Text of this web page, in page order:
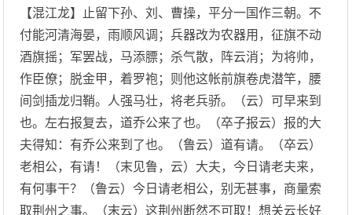
【混江龙】止留下孙、刘、曹操，平分一国作三朝。不
付能河清海晏，雨顺风调；兵器改为农器用，征旗不动
酒旗摇；军罢战，马添膘；杀气散，阵云消；为将帅，
作臣僚；脱金甲，着罗袍；则他这帐前旗卷虎潜竿，腰
间剑插龙归鞘。人强马壮，将老兵骄。（云）可早来到
也。左右报复去，道乔公来了也。（卒子报云）报的大
夫得知：有乔公来到了也。（鲁云）道有请。（卒云）
老相公，有请！（末见鲁，云）大夫，今日请老夫来，
有何事干？（鲁云）今日请老相公，别无甚事，商量索
取荆州之事。（末云）这荆州断然不可取！想关云长好